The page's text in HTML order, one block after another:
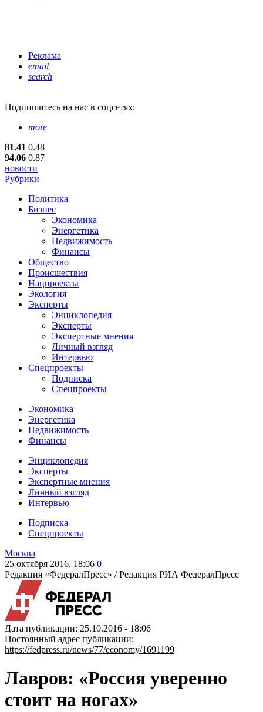
Реклама
email
search
Подпишитесь на нас в соцсетях:
more
81.41 0.48
94.06 0.87
новости
Рубрики
Политика
Бизнес
Экономика
Энергетика
Недвижимость
Финансы
Общество
Происшествия
Нацпроекты
Экология
Эксперты
Энциклопедия
Эксперты
Экспертные мнения
Личный взгляд
Интервью
Спецпроекты
Подписка
Спецпроекты
Экономика
Энергетика
Недвижимость
Финансы
Энциклопедия
Эксперты
Экспертные мнения
Личный взгляд
Интервью
Подписка
Спецпроекты
Москва
25 октября 2016, 18:06 0
Редакция «ФедералПресс» /Редакция РИА ФедералПресс
Дата публикации: 25.10.2016 - 18:06
Постоянный адрес публикации:
https://fedpress.ru/news/77/economy/1691199
Лавров: «Россия уверенно
стоит на ногах»